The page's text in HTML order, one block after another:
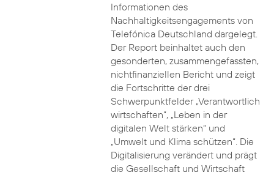
Informationen des
Nachhaltigkeitsengagements von
Telefónica Deutschland dargelegt.
Der Report beinhaltet auch den
gesonderten, zusammengefassten,
nichtfinanziellen Bericht und zeigt
die Fortschritte der drei
Schwerpunktfelder „Verantwortlich
wirtschaften“, „Leben in der
digitalen Welt stärken“ und
„Umwelt und Klima schützen“. Die
Digitalisierung verändert und prägt
die Gesellschaft und Wirtschaft